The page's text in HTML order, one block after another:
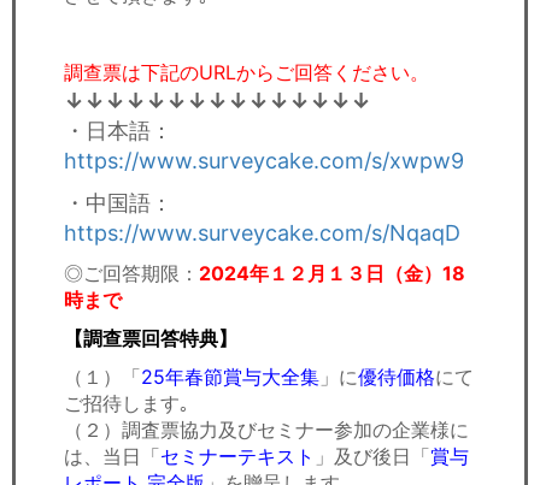
調查票は下記のURLからご回答ください。​
↓↓↓↓↓↓↓↓↓↓↓↓↓↓↓
・日本語：
https://www.surveycake.com/s/xwpw9
・中国語：
https://www.surveycake.com/s/NqaqD
◎ご回答期限： 2024年１２月１３日（金）18
時まで
【調查票回答特典】
（１）「25年春節賞与大全集​ 」に優待価格にて
ご招待します｡
（２）調査票協力及びセミナー参加の企業様に
は、当日「セミナーテキスト 」及び後日「賞与